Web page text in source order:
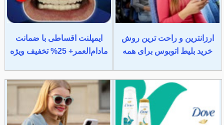
ارزانترین و راحت ترین روش
خرید بلیط اتوبوس برای همه
ایمپلنت اقساطی با ضمانت
مادام‌العمر+ 25% تخفیف ویژه